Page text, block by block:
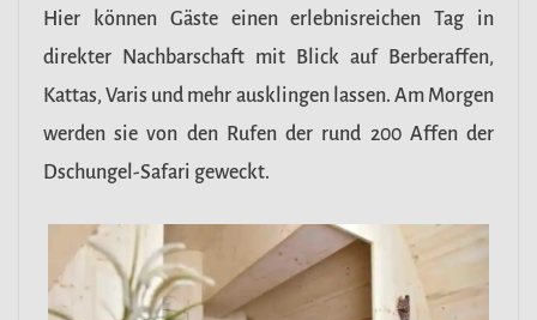
Hier können Gäste einen erlebnisreichen Tag in
direkter Nachbarschaft mit Blick auf Berberaffen,
Kattas, Varis und mehr ausklingen lassen. Am Morgen
werden sie von den Rufen der rund 200 Affen der
Dschungel-Safari geweckt.